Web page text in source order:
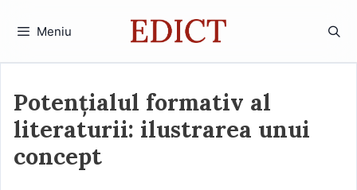
Meniu
Potențialul formativ al
literaturii: ilustrarea unui
concept